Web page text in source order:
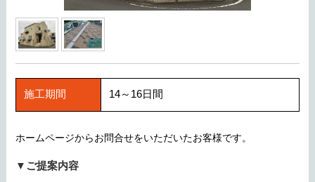
施工期間 14～16日間
ホームページからお問合せをいただいたお客様です。
▼ご提案内容